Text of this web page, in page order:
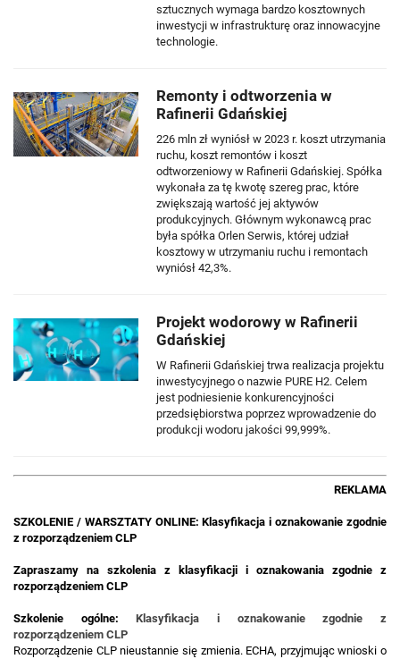
sztucznych wymaga bardzo kosztownych
inwestycji w infrastrukturę oraz innowacyjne
technologie.
Remonty i odtworzenia w
Rafinerii Gdańskiej
226 mln zł wyniósł w 2023 r. koszt utrzymania
ruchu, koszt remontów i koszt
odtworzeniowy w Rafinerii Gdańskiej. Spółka
wykonała za tę kwotę szereg prac, które
zwiększają wartość jej aktywów
produkcyjnych. Głównym wykonawcą prac
była spółka Orlen Serwis, której udział
kosztowy w utrzymaniu ruchu i remontach
wyniósł 42,3%.
Projekt wodorowy w Rafinerii
Gdańskiej
W Rafinerii Gdańskiej trwa realizacja projektu
inwestycyjnego o nazwie PURE H2. Celem
jest podniesienie konkurencyjności
przedsiębiorstwa poprzez wprowadzenie do
produkcji wodoru jakości 99,999%.
REKLAMA
SZKOLENIE / WARSZTATY ONLINE: Klasyfikacja i oznakowanie zgodnie
z rozporządzeniem CLP
Zapraszamy na szkolenia z klasyfikacji i oznakowania zgodnie z
rozporządzeniem CLP
Szkolenie ogólne:Klasyfikacja i oznakowanie zgodnie z
rozporządzeniem CLP
Rozporządzenie CLP nieustannie się zmienia. ECHA, przyjmując wnioski o